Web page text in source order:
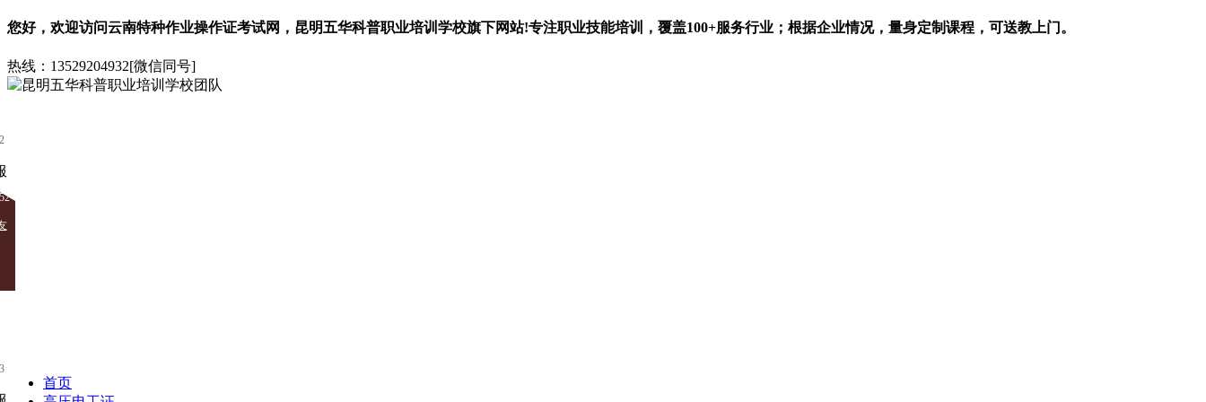
您好，欢迎访问云南特种作业操作证考试网 ， 昆明五华科普职业培训学校旗下网站!专注职业技能培训，覆盖100+服务行业；根据企业情况，量身定制课程，可送教上门。
热线： 13529204932[微信同号]
首页